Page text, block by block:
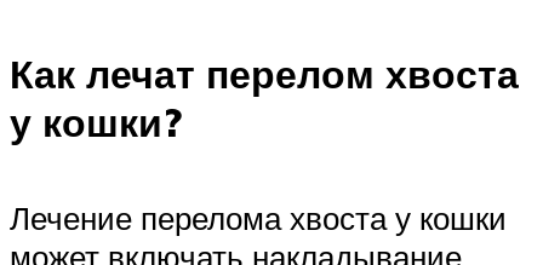
Как лечат перелом хвоста
у кошки?
Лечение перелома хвоста у кошки
может включать накладывание